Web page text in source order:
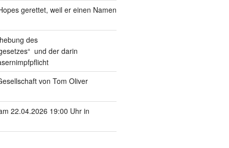
gerettet, weil er einen Namen
des
und der darin
von Tom Oliver
22.04.2026 19:00 Uhr in